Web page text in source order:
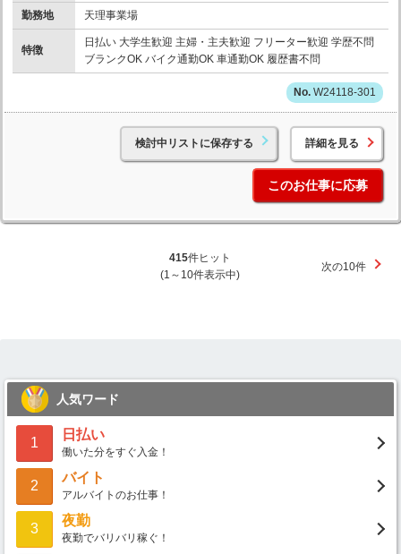
勤務地 天理事業場
特徴
日払い 大学生歓迎 主婦・主夫歓迎 フリーター歓迎 学歴不問
ブランクOK バイク通勤OK 車通勤OK 履歴書不問
W24118-301
検討中リストに保存する 詳細を見る
このお仕事に応募
415件ヒット
(1～10件表示中)
次の10件
人気ワード
1
日払い
働いた分をすぐ入金！
2
バイト
アルバイトのお仕事！
3
夜勤
夜勤でバリバリ稼ぐ！